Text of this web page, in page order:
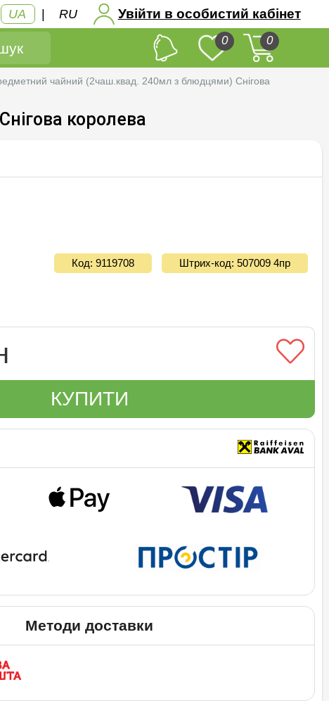
UA | RU Увійти в особистий кабінет
0 0
чайний (2чаш.квад. 240мл з блюдцями) Снігова
королева
Код: 9119708 Штрих-код: 507009 4пр
КУПИТИ
Методи доставки